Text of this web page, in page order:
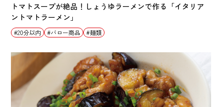
トマトスープが絶品！しょうゆラーメンで作る「イタリア
ントマトラーメン」
20分以内 バロー商品 麺類